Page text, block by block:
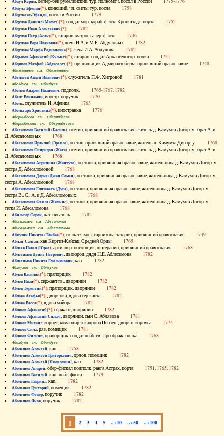
Абдула Эфенди(*), конюший, чл. свиты тур. посла 1758
Абдуласах-Эфенди, посол в России 1779
Абдулов Даниил (Мамет)(*), солдат мор. кораб. флота Кронштадт. порта 1752
Абдулов Иван Алексеевич(*) 1782
Абдулов Петр (Асак)(*), татарин, матрос галер. флота 1746
Абдулова Вера Ивановна(*), дочь И.А. и М.Р. Абдуловых 1782
Абдулова Марфа Родионовна(*), жена И.А. Абдулова 1782
Абдыков Афанасий (Кулмет)(*), татарин, солдат Архангелогор. полка 1751
Абдяков Матфей (Абдяселет)(*), прядильщик Адмиралтейства, принявший православие 1748
Абезьянинов см. Обезьянинов
Абелдеев Авдей Иванович(*), служитель П.Ф. Хитровой 1781
Абелдуев см. Оболдуев
Абелов Андрей Иванович, подполк. 1765-1767, 1782
Абелс Вениамин, иностр. поручик 1770
Абель, служитель И. Афлика 1763
Абельгард Христина(*), иностранка 1776
Абернибесов см. Обернибесов
Абернибесова см. Обернибесова
Абесаломов Василий (Басиле), осетин, принявший православие, житель д. Камумта Дигор. у., брат А. и
Д. Абесаломовых 1768
Абесаломов Ираклий (Эрекле), осетин, принявший православие, житель д. Камумта Дигор. у. 1768
Абесаломов Спиридон (Жага), осетин, принявший православие, житель д. Камумта Дигор. у., брат А. и
Д. Абесаломовых 1768
Абесаломова Агрипина (Жантуте), осетинка, принявшая православие, жительница д. Камумта Дигор. у.,
сестра Д. Абесаломовой 1768
Абесаломова Дарья (Джан Семен), осетинка, принявшая православие, жительница д. Камумта Дигор. у.,
сестра А. Абесаломовой 1768
Абесаломова Елизавета (Дуга), осетинка, принявшая православие, жительница д. Камумта Дигор. у.,
сестра В., С., А. и Д. Абесаломовых 1768
Абесаломова Фекла (Жамкис), осетинка, принявшая православие, жительница д. Камумта Дигор. у.,
тетка И. Абесаломова 1768
Абильгор Серен, дат. писатель 1782
Абисаломов см. Абесаломов
Абисаломова см. Абесаломова
Абкузин Никита (Танба)(*), солдат Смол. гарнизона, татарин, принявший православие 1749
Аблай-Салтан, хан Киргиз-Кайсац. Средней Орды 1765
Аблеев Павел (Юрас), артиллер. погонщик, лютеранин, принявший православие 1768
Аблесимов Денис Петрович, двоюрод. дядя Н.Е. Аблесимова 1782
Аблесимов Никита Емельянович, кап. 1782
Аблеухов см. Облеухов
Аблов Василий(*), прапорщик 1782
Аблов Иван(*), сержант гв., дворянин 1782
Аблов Терентий(*), прапорщик, дворянин 1782
Аблова Агафья(*), дворянка, вдова сержанта 1782
Аблова Васса(*), вдова майора 1782
Аблязов Афанасий(*), сержант, дворянин 1782
Аблязов Афанасий Силыч, дворянин, сын С. Аблязова 1781
Аблязов Михаил, корнет, командир эскадрона Пензен. дворян. корпуса 1774
Аблязов Сила, ряз. помещик 1781
Аблязов Филипп, прапорщик, солдат лейб-гв. Преображ. полка 1768
Аболдуев см. Оболдуев
Аболешев Алексей, кап. 1758
Аболешев Алексей Григорьевич, орлов. помещик 1782
Аболешев Алексей [Яковлевич], кап. 1782
Аболешев Андрей, обер-фискал подполк. ранга Астрах. порта 1751, 1765, 1782
Аболешев Василий, кап.-лейт. флота 1779
Аболешев Гавриил, кап. 1782
Аболешев Григорий, помещик 1782
Аболешев Федор, поручик 1782
Аболешев Яков, поручик 1782
1 2 3 4 5 ..+10 ..+50 ..+100